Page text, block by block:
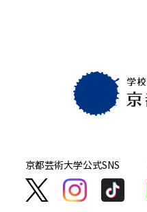
京都芸術大学公式SNS